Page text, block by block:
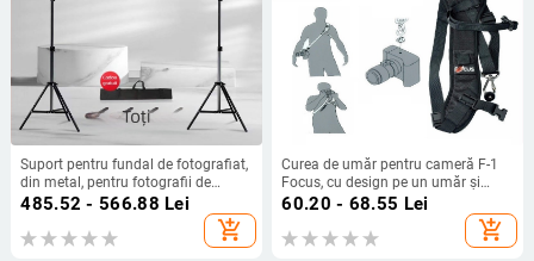
Suport pentru fundal de fotografiat,
din metal, pentru fotografii de
produse, extins la 210×300 cm,
485.52 - 566.88 Lei
add_shopping_cart
Curea de umăr pentru cameră F-1
Focus, cu design pe un umăr și
acces rapid
60.20 - 68.55 Lei
add_shopping_cart